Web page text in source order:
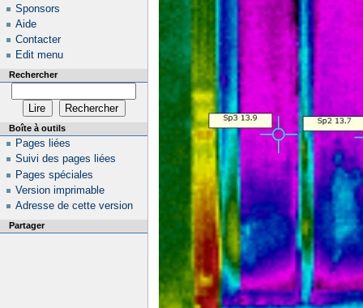
Sponsors
Aide
Contacter
Edit menu
Rechercher
Boîte à outils
Pages liées
Suivi des pages liées
Pages spéciales
Version imprimable
Adresse de cette version
Partager